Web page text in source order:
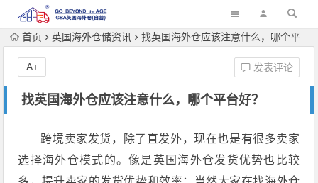
首页 英国海外仓储资讯 找英国海外仓应该注意什么，哪个平台好？
找英国海外仓应该注意什么，哪个平台好？
发表评论
A+
跨境卖家发货，除了直发外，现在也是有很多卖家
选择海外仓模式的。像是英国海外仓发货优势也比较